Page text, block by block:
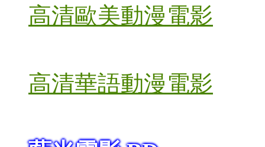
高清歐美動漫電影
高清華語動漫電影